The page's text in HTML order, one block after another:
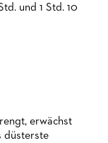
und 1 Std. 10
erwächst
düsterste